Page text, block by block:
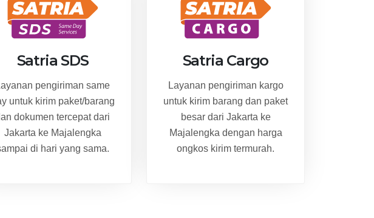
Satria SDS
pengiriman same
untuk kirim paket/barang
dokumen tercepat dari
Jakarta ke Majalengka
di hari yang sama.
Satria Cargo
Layanan pengiriman kargo
untuk kirim barang dan paket
besar dari Jakarta ke
Majalengka dengan harga
ongkos kirim termurah.